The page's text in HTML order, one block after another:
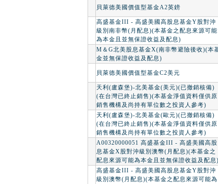
貝萊德美國價值型基金A2英鎊
高盛基金III - 高盛美國高股息基金Y股對沖
級別南非幣(月配息)(本基金之配息來源可能
為本金且並無保證收益及配息)
M＆G北美股息基金X(南非幣避險後收)(本
金並無保證收益及配息)
貝萊德美國價值型基金C2美元
天利(盧森堡)-北美基金(美元)(已撤銷核備)
(在台灣已終止銷售)(本基金淨值資料僅供原
銷售機構及尚持有單位數之投資人參考)
天利(盧森堡)-北美基金(歐元)(已撤銷核備)
(在台灣已終止銷售)(本基金淨值資料僅供原
銷售機構及尚持有單位數之投資人參考)
A00320000051 高盛基金III - 高盛美國高股
息基金X股對沖級別澳幣(月配息)(本基金之
配息來源可能為本金且並無保證收益及配息
高盛基金III - 高盛美國高股息基金Y股對沖
級別澳幣(月配息)(本基金之配息來源可能為